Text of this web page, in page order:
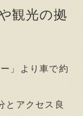
観光の拠
」より車で約
とアクセス良